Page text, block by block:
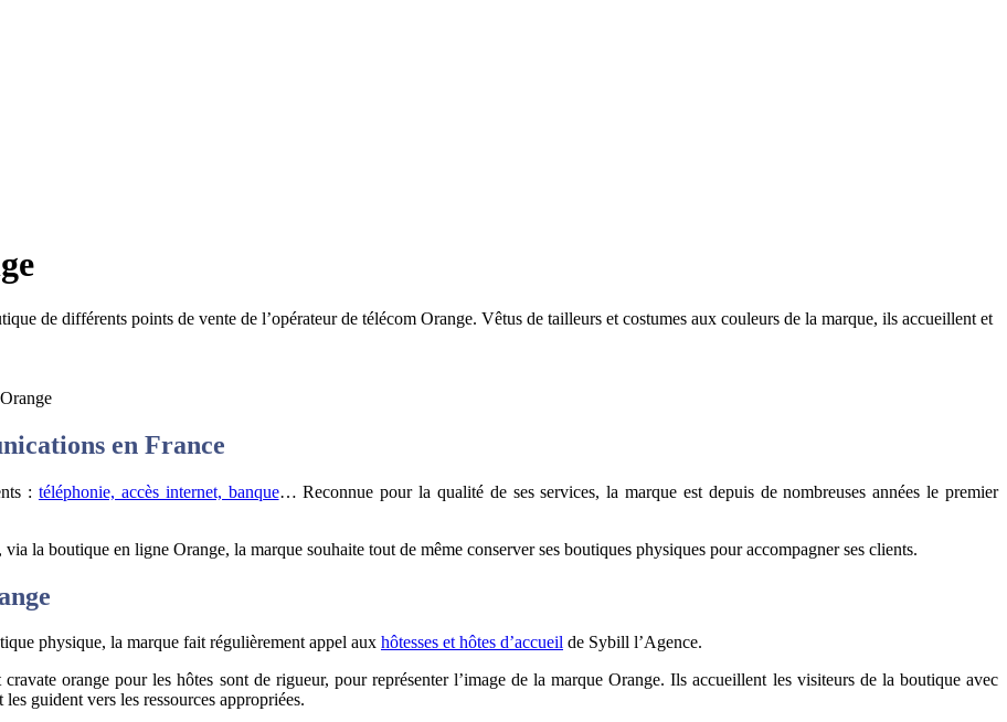
de différents points de vente de l’opérateur de télécom Orange. Vêtus de tailleurs et costumes aux couleurs de la marque, ils accueillent et
en France
: téléphonie, accès internet, banque… Reconnue pour la qualité de ses services, la marque est depuis de nombreuses années le premier
la boutique en ligne Orange, la marque souhaite tout de même conserver ses boutiques physiques pour accompagner ses clients.
physique, la marque fait régulièrement appel aux hôtesses et hôtes d’accueil de Sybill l’Agence.
orange pour les hôtes sont de rigueur, pour représenter l’image de la marque Orange. Ils accueillent les visiteurs de la boutique avec
guident vers les ressources appropriées.